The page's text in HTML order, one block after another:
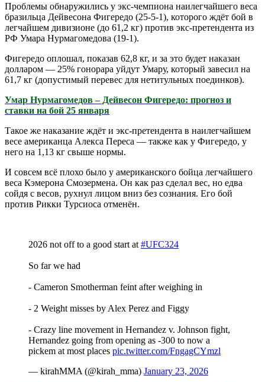
Проблемы обнаружились у экс-чемпиона наилегчайшего веса
бразильца Дейвесона Фигередо (25-5-1), которого ждёт бой в
легчайшем дивизионе (до 61,2 кг) против экс-претендента из
РФ Умара Нурмагомедова (19-1).
Фигередо оплошал, показав 62,8 кг, и за это будет наказан
долларом — 25% гонорара уйдут Умару, который завесил на
61,7 кг (допустимый перевес для нетитульных поединков).
Умар Нурмагомедов – Дейвесон Фигередо: прогноз и
ставки на бой 25 января
Такое же наказание ждёт и экс-претендента в наилегчайшем
весе американца Алекса Переса — также как у Фигередо, у
него на 1,13 кг свыше нормы.
И совсем всё плохо было у американского бойца легчайшего
веса Кэмерона Смозермена. Он как раз сделал вес, но едва
сойдя с весов, рухнул лицом вниз без сознания. Его бой
против Рикки Турсиоса отменён.
2026 not off to a good start at #UFC324
So far we had
- Cameron Smotherman feint after weighing in
- 2 Weight misses by Alex Perez and Figgy
- Crazy line movement in Hernandez v. Johnson fight,
Hernandez going from opening as -300 to now a
pickem at most places pic.twitter.com/FngagCYmzl
— kirahMMA (@kirah_mma) January 23, 2026